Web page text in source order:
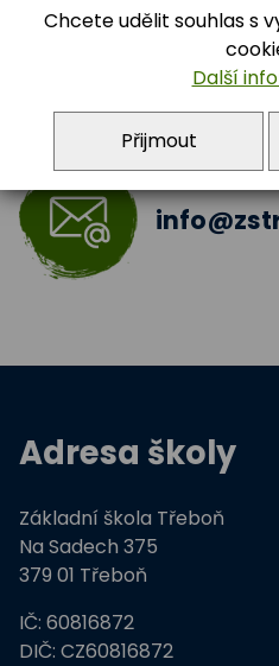
Archiv 2023 - 2024
Archiv 2024 - 2025
5.A
Adresa školy
Základní škola Třeboň
Na Sadech 375
379 01 Třeboň
IČ: 60816872
DIČ: CZ60816872
Chcete udělit souhlas s
Další
Přijmout